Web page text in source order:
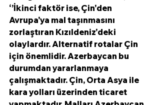
‘’İkinci faktör ise, Çin'den
Avrupa'ya mal taşınmasını
zorlaştıran Kızıldeniz'deki
olaylardır. Alternatif rotalar Çin
için önemlidir. Azerbaycan bu
durumdan yararlanmaya
çalışmaktadır. Çin, Orta Asya ile
kara yolları üzerinden ticaret